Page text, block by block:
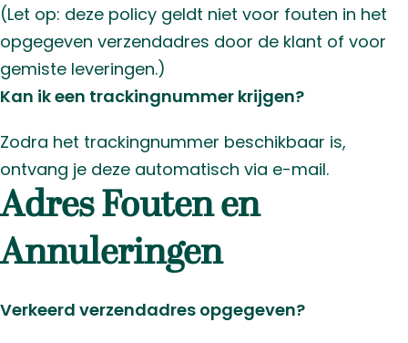
(Let op: deze policy geldt niet voor fouten in het
opgegeven verzendadres door de klant of voor
gemiste leveringen.)
Kan ik een trackingnummer krijgen?
Zodra het trackingnummer beschikbaar is,
ontvang je deze automatisch via e-mail.
Adres Fouten en
Annuleringen
Verkeerd verzendadres opgegeven?